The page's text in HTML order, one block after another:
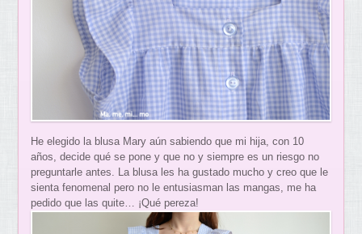
He elegido la blusa Mary aún sabiendo que mi hija, con 10
años, decide qué se pone y que no y siempre es un riesgo no
preguntarle antes. La blusa les ha gustado mucho y creo que le
sienta fenomenal pero no le entusiasman las mangas, me ha
pedido que las quite… ¡Qué pereza!